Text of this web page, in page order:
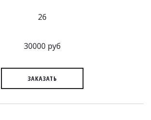
26
30000 руб
ЗАКАЗАТЬ